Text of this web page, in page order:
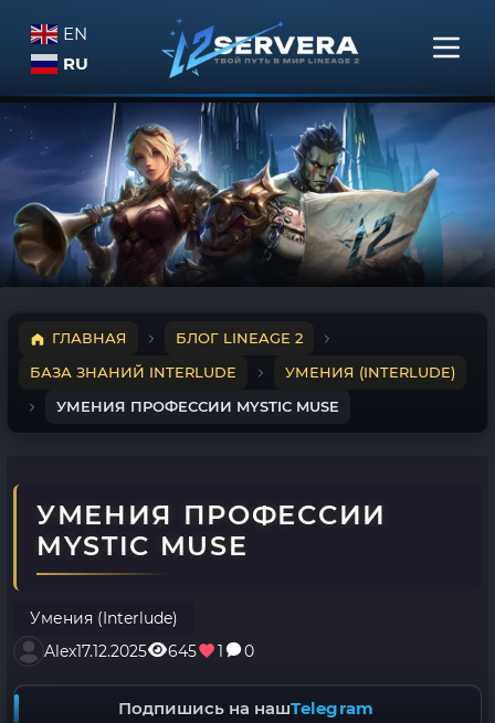
EN
RU
ГЛАВНАЯ
БЛОГ LINEAGE 2
БАЗА ЗНАНИЙ INTERLUDE
УМЕНИЯ (INTERLUDE)
УМЕНИЯ ПРОФЕССИИ MYSTIC MUSE
УМЕНИЯ ПРОФЕССИИ
MYSTIC MUSE
Умения (Interlude)
Alex17.12.2025 645 1 0
Подпишись на нашTelegram